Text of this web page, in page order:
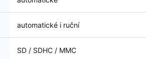
automatické i ruční
SD / SDHC / MMC